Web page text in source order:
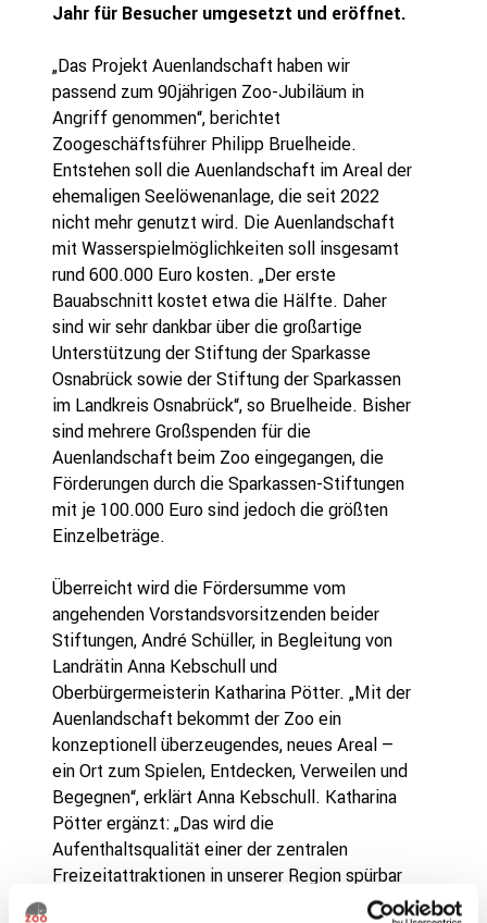
Jahr für Besucher umgesetzt und eröffnet.
„Das Projekt Auenlandschaft haben wir
passend zum 90jährigen Zoo-Jubiläum in
Angriff genommen“, berichtet
Zoogeschäftsführer Philipp Bruelheide.
Entstehen soll die Auenlandschaft im Areal der
ehemaligen Seelöwenanlage, die seit 2022
nicht mehr genutzt wird. Die Auenlandschaft
mit Wasserspielmöglichkeiten soll insgesamt
rund 600.000 Euro kosten. „Der erste
Bauabschnitt kostet etwa die Hälfte. Daher
sind wir sehr dankbar über die großartige
Unterstützung der Stiftung der Sparkasse
Osnabrück sowie der Stiftung der Sparkassen
im Landkreis Osnabrück“, so Bruelheide. Bisher
sind mehrere Großspenden für die
Auenlandschaft beim Zoo eingegangen, die
Förderungen durch die Sparkassen-Stiftungen
mit je 100.000 Euro sind jedoch die größten
Einzelbeträge.
Überreicht wird die Fördersumme vom
angehenden Vorstandsvorsitzenden beider
Stiftungen, André Schüller, in Begleitung von
Landrätin Anna Kebschull und
Oberbürgermeisterin Katharina Pötter. „Mit der
Auenlandschaft bekommt der Zoo ein
konzeptionell überzeugendes, neues Areal –
ein Ort zum Spielen, Entdecken, Verweilen und
Begegnen“, erklärt Anna Kebschull. Katharina
Pötter ergänzt: „Das wird die
Aufenthaltsqualität einer der zentralen
Freizeitattraktionen in unserer Region spürbar
aufwerten.“ „Genau das sind die Gründe, warum